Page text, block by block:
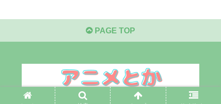
PAGE TOP
© 2021 アニメとか.